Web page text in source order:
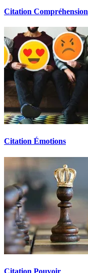
Citation Compréhension
Citation Émotions
Citation Pouvoir